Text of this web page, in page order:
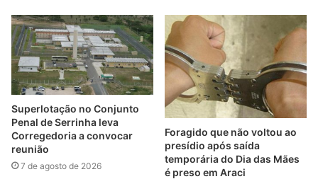
Superlotação no Conjunto
Penal de Serrinha leva
Corregedoria a convocar
reunião
7 de agosto de 2026
Foragido que não voltou ao
presídio após saída
temporária do Dia das Mães
é preso em Araci